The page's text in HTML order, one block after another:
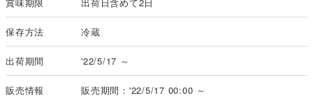
保存方法 冷蔵
出荷期間 '22/5/17 ～
販売情報 販売期間：'22/5/17 00:00 ～